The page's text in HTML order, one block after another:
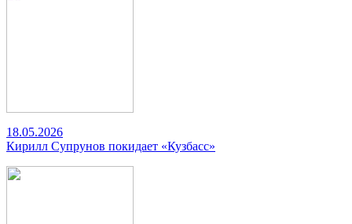
18.05.2026
Кирилл Супрунов покидает «Кузбасс»